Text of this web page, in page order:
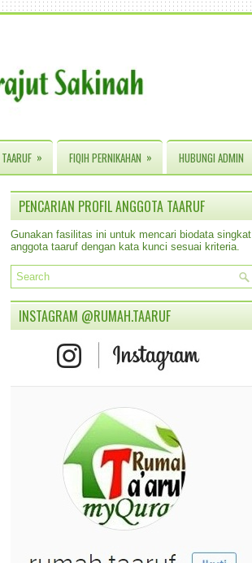
» FIQIH PERNIKAHAN » HUBUNGI ADMIN
PENCARIAN PROFIL ANGGOTA TAARUF
Gunakan fasilitas ini untuk mencari biodata singkat
anggota taaruf dengan kata kunci sesuai kriteria.
INSTAGRAM @RUMAH.TAARUF